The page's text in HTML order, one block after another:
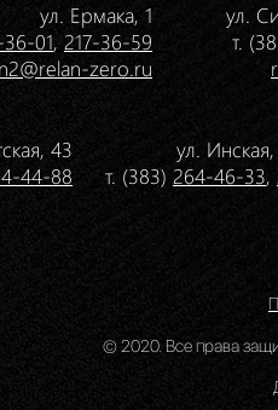
ул. Ермака, 1
36-01, 217-36-59
zero.ru
ул.
т.
43
44-88
ул.
т. (383) 264-46-33,
© 2020. Все права